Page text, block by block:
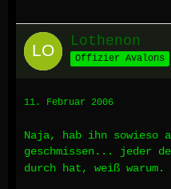
Lothenon
Offizier Avalons
11. Februar 2006
Naja, hab ihn sowieso
geschmissen... jeder
durch hat, weiß warum.